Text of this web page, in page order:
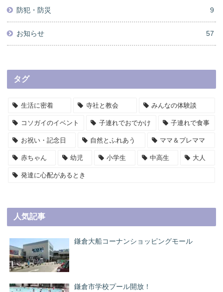
防犯・防災 9
お知らせ 57
タグ
小学生
幼児
子連れでおでかけ
大人
生活に密着
赤ちゃん
ママ＆プレママ
子連れで食事
お祝い・記念日
コソガイのイベント
中高生
発達に心配があるとき
自然とふれあう
寺社と教会 みんなの体験談
人気記事
鎌倉大船コーナンショッピングモール
鎌倉市学校プール開放！